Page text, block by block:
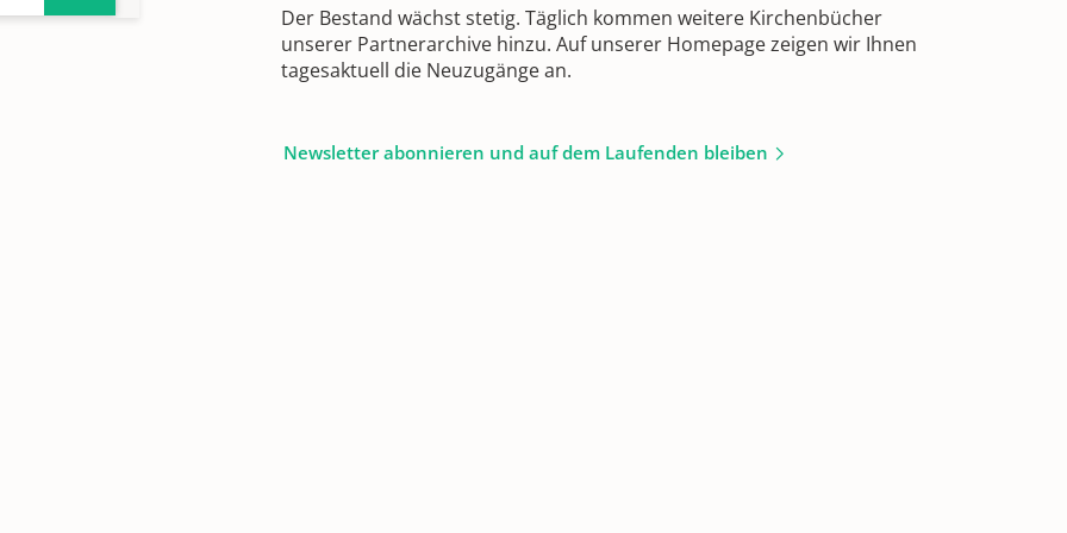
Der Bestand wächst stetig. Täglich kommen weitere Kirchenbücher
unserer Partnerarchive hinzu. Auf unserer Homepage zeigen wir Ihnen
tagesaktuell die Neuzugänge an.
Newsletter abonnieren und auf dem Laufenden bleiben